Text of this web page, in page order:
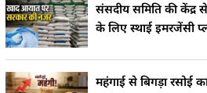
संसदीय समिति की केंद्र
के लिए स्थाई इमरजेंसी
महंगाई से बिगड़ा रसोई